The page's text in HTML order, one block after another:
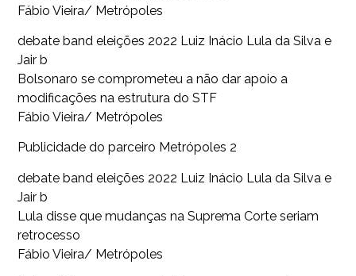
Fábio Vieira/ Metrópoles
debate band eleições 2022 Luiz Inácio Lula da Silva e
Jair b
Bolsonaro se comprometeu a não dar apoio a
modificações na estrutura do STF
Fábio Vieira/ Metrópoles
Publicidade do parceiro Metrópoles 2
debate band eleições 2022 Luiz Inácio Lula da Silva e
Jair b
Lula disse que mudanças na Suprema Corte seriam
retrocesso
Fábio Vieira/ Metrópoles